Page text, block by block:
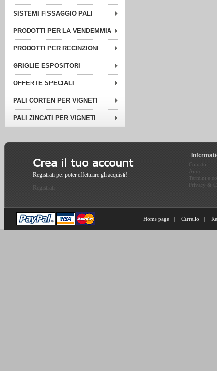
SISTEMI FISSAGGIO PALI
PRODOTTI PER LA VENDEMMIA
PRODOTTI PER RECINZIONI
GRIGLIE ESPOSITORI
OFFERTE SPECIALI
PALI CORTEN PER VIGNETI
PALI ZINCATI PER VIGNETI
Crea il tuo account
Registrati per poter effettuare gli acquisti!
Registrati
Contatti
Aiuto
Termini e
Privacy &
Home page | Carrello |